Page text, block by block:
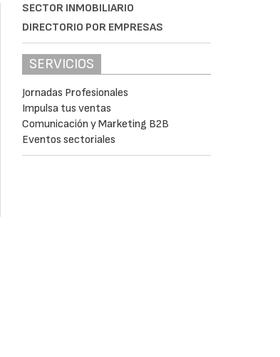
SECTOR INMOBILIARIO
DIRECTORIO POR EMPRESAS
SERVICIOS
Jornadas Profesionales
Impulsa tus ventas
Comunicación y Marketing B2B
Eventos sectoriales